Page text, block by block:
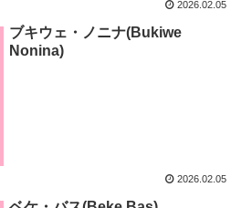
2026.02.05
ブキウェ・ノニナ(Bukiwe
Nonina)
2026.02.05